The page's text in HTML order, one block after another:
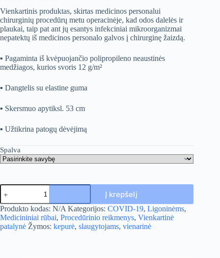
Vienkartinis produktas, skirtas medicinos personalui
chirurginių procedūrų metu operacinėje, kad odos dalelės ir
plaukai, taip pat ant jų esantys infekciniai mikroorganizmai
nepatektų iš medicinos personalo galvos į chirurginę žaizdą.
▪ Pagaminta iš kvėpuojančio polipropileno neaustinės
medžiagos, kurios svoris 12 g/m²
▪ Dangtelis su elastine guma
▪ Skersmuo apytiksl. 53 cm
▪ Užtikrina patogų dėvėjimą
Spalva
produkto
kiekis:
Medicininė
kepurė
Į krepšelį
A
l
t
Produkto kodas: N/A Kategorijos: COVID-19, Ligoninėms,
Medicininiai rūbai, Procedūrinio reikmenys, Vienkartinė
patalynė Žymos: kepurė, slaugytojams, vienarinė